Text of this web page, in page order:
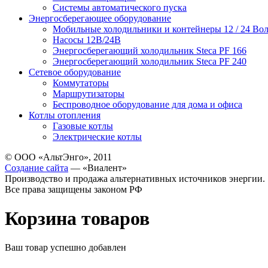
Системы автоматического пуска
Энергосберегающее оборудование
Мобильные холодильники и контейнеры 12 / 24
Насосы 12В/24В
Энергосберегающий холодильник Steca PF 166
Энергосберегающий холодильник Steca PF 240
Сетевое оборудование
Коммутаторы
Маршрутизаторы
Беспроводное оборудование для дома и офиса
Котлы отопления
Газовые котлы
Электрические котлы
© ООО «АльтЭнго», 2011
Создание сайта — «Виалент»
Производство и продажа альтернативных источников энергии.
Все права защищены законом РФ
Корзина товаров
Ваш товар успешно добавлен